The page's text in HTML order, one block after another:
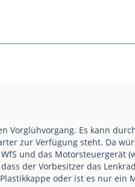
Vorglühvorgang. Es kann
zur Verfügung steht. Da
und das Motorsteuergerät
der Vorbesitzer das
oder ist es nur ein